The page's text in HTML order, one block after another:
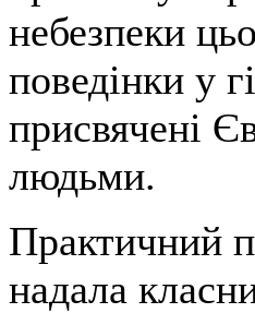
небезпеки
поведінки у
присвячені
людьми.
Практичний
надала